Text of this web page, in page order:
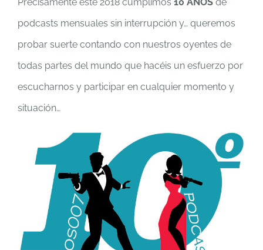
podcasts mensuales sin interrupción y… queremos
probar suerte contando con nuestros oyentes de
todas partes del mundo que hacéis un esfuerzo por
escucharnos y participar en cualquier momento y
situación…